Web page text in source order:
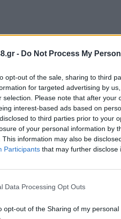
- Do Not Process My
opt-out of the sale, sharing to third
for targeted advertising by
selection. Please note that after your
interest-based ads based on
to third parties prior to your
of your personal information by
This information may also be
Participants that may further disclose
Data Processing Opt Outs
opt-out of the Sharing of my personal
των ανθρώπων στην
όπου υπάρχουν
με το 22,9% του
στην κοινωνία μας
να δούμε τη
του πληθυσμού
πόλεις ή το